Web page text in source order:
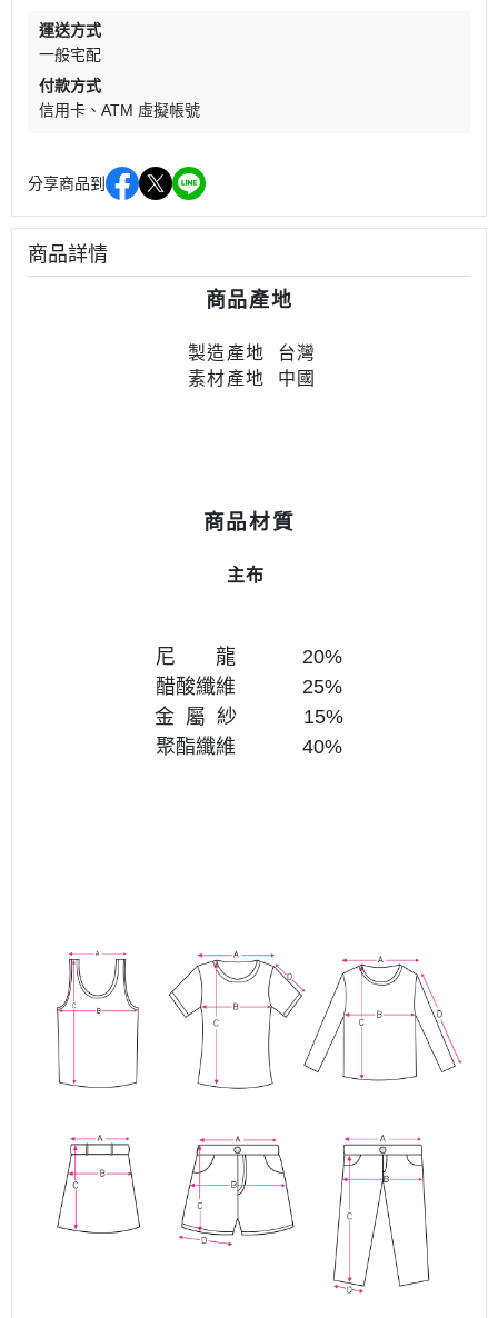
運送方式
一般宅配
付款方式
信用卡
ATM 虛擬帳號
分享商品到
商品詳情
商品產地
製造產地 台灣
素材產地 中國
商品材質
主布
尼 龍 20%
醋酸纖維 25%
金 屬 紗 15%
聚酯纖維
40%